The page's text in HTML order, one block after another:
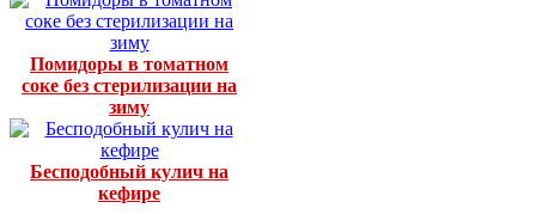
Помидоры в томатном
соке без стерилизации на
зиму
Бесподобный кулич на
кефире